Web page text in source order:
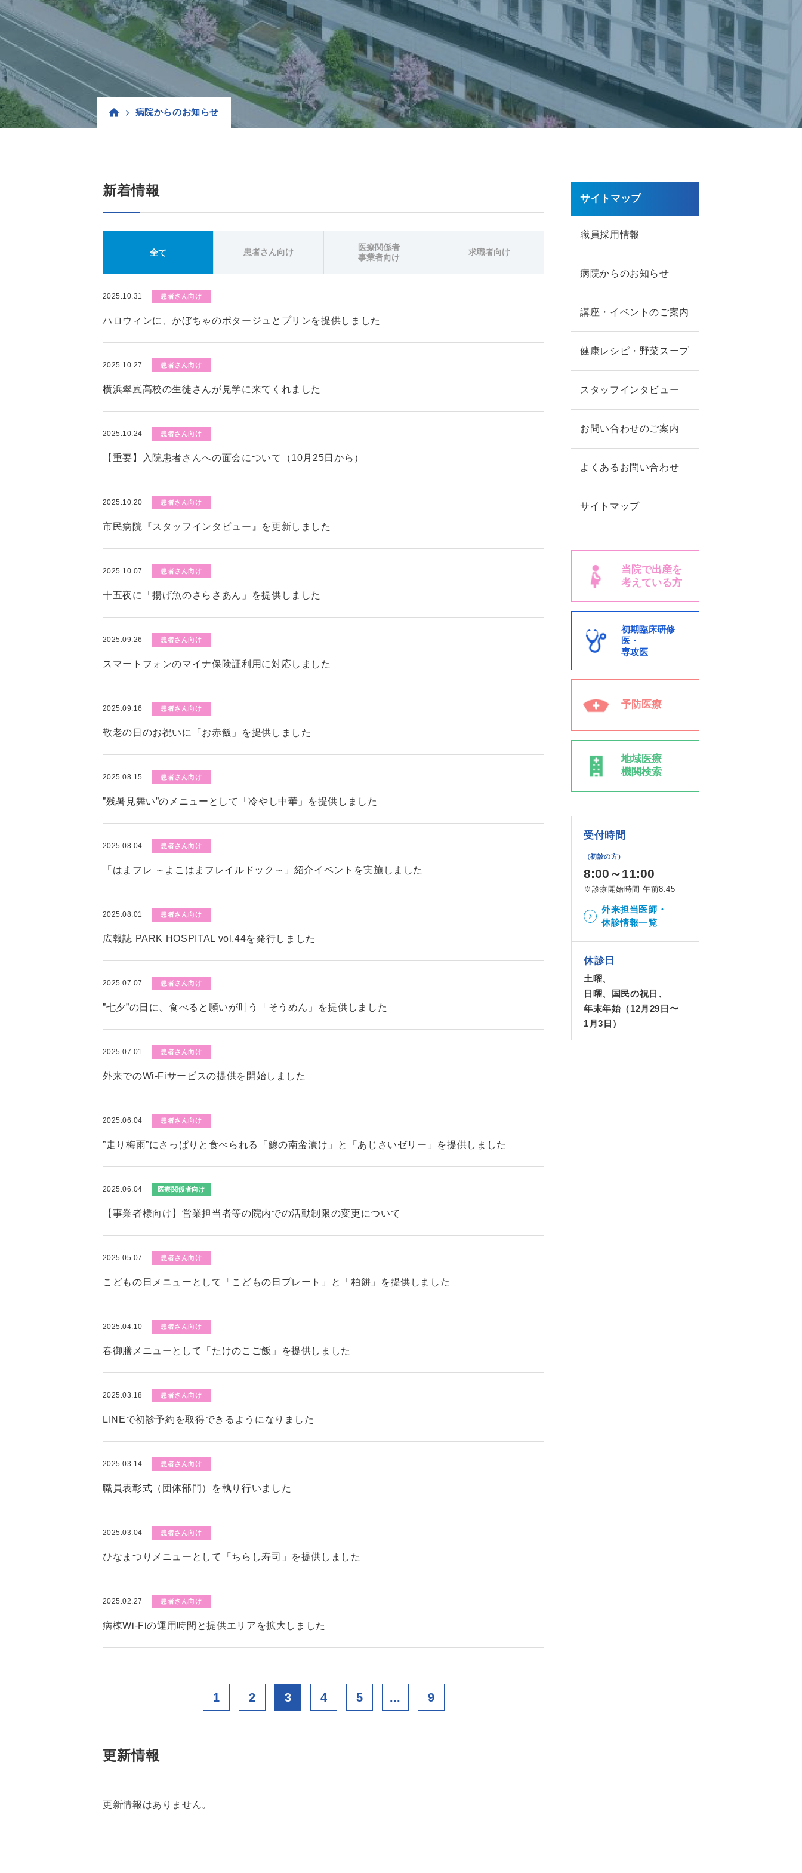
病院からのお知らせ
新着情報
全て 患者さん向け
医療関係者
事業者向け
求職者向け
2025.10.31 患者さん向け
ハロウィンに、かぼちゃのポタージュとプリンを提供しました
2025.10.27 患者さん向け
横浜翠嵐高校の生徒さんが見学に来てくれました
2025.10.24 患者さん向け
【重要】入院患者さんへの面会について（10月25日から）
2025.10.20 患者さん向け
市民病院『スタッフインタビュー』を更新しました
2025.10.07 患者さん向け
十五夜に「揚げ魚のさらさあん」を提供しました
2025.09.26 患者さん向け
スマートフォンのマイナ保険証利用に対応しました
2025.09.16 患者さん向け
敬老の日のお祝いに「お赤飯」を提供しました
2025.08.15 患者さん向け
”残暑見舞い”のメニューとして「冷やし中華」を提供しました
2025.08.04 患者さん向け
「はまフレ ～よこはまフレイルドック～」紹介イベントを実施しました
2025.08.01 患者さん向け
広報誌 PARK HOSPITAL vol.44を発行しました
2025.07.07 患者さん向け
”七夕”の日に、食べると願いが叶う「そうめん」を提供しました
2025.07.01 患者さん向け
外来でのWi-Fiサービスの提供を開始しました
2025.06.04 患者さん向け
”走り梅雨”にさっぱりと食べられる「鯵の南蛮漬け」と「あじさいゼリー」を提供しました
2025.06.04 医療関係者向け
【事業者様向け】営業担当者等の院内での活動制限の変更について
2025.05.07 患者さん向け
こどもの日メニューとして「こどもの日プレート」と「柏餅」を提供しました
2025.04.10 患者さん向け
春御膳メニューとして「たけのこご飯」を提供しました
2025.03.18 患者さん向け
LINEで初診予約を取得できるようになりました
2025.03.14 患者さん向け
職員表彰式（団体部門）を執り行いました
2025.03.04 患者さん向け
ひなまつりメニューとして「ちらし寿司」を提供しました
2025.02.27 患者さん向け
病棟Wi-Fiの運用時間と提供エリアを拡大しました
1 2 3 4 5 ... 9
更新情報
更新情報はありません。
サイトマップ
職員採用情報
病院からのお知らせ
講座・イベントのご案内
健康レシピ・野菜スープ
スタッフインタビュー
お問い合わせのご案内
よくあるお問い合わせ
サイトマップ
当院で出産を
考えている方
初期臨床研修
医・
専攻医
予防医療
地域医療
機関検索
受付時間
（初診の方）
8:00～11:00
※診療開始時間 午前8:45
外来担当医師・
休診情報一覧
休診日
土曜、
日曜、国民の祝日、
年末年始（12月29日〜
1月3日）